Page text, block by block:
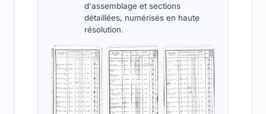
d'assemblage et sections
détaillées, numérisés en haute
résolution.